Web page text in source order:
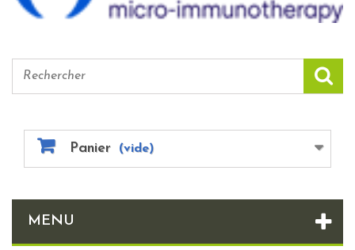
Panier (vide)
MENU